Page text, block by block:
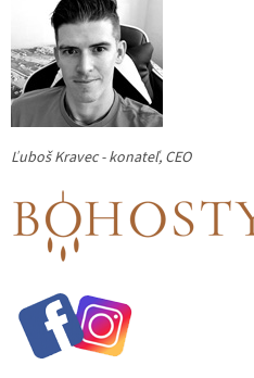
Ľuboš Kravec - konateľ, CEO